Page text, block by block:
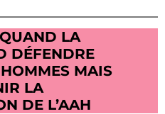
LA
DÉFENDRE
HOMMES MAIS
LA
DE L’AAH